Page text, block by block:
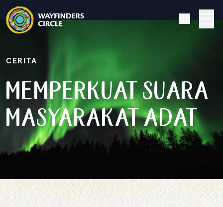
Wayfinders Circle Cerita
Orang Swedia
Seri Film
Stories
Sumber daya
CERITA
MEMPERKUAT SUARA
MASYARAKAT ADAT